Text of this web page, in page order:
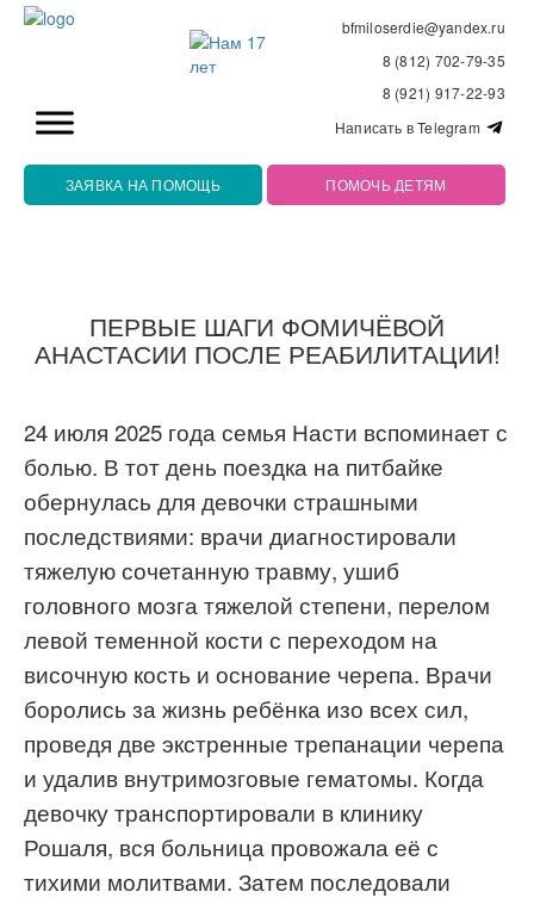
bfmiloserdie@yandex.ru
8 (812) 702-79-35
8 (921) 917-22-93
Написать в Telegram
ЗАЯВКА НА ПОМОЩЬ ПОМОЧЬ ДЕТЯМ
ПЕРВЫЕ ШАГИ ФОМИЧЁВОЙ
АНАСТАСИИ ПОСЛЕ РЕАБИЛИТАЦИИ!
24 июля 2025 года семья Насти вспоминает с
болью. В тот день поездка на питбайке
обернулась для девочки страшными
последствиями: врачи диагностировали
тяжелую сочетанную травму, ушиб
головного мозга тяжелой степени, перелом
левой теменной кости с переходом на
височную кость и основание черепа. Врачи
боролись за жизнь ребёнка изо всех сил,
проведя две экстренные трепанации черепа
и удалив внутримозговые гематомы. Когда
девочку транспортировали в клинику
Рошаля, вся больница провожала её с
тихими молитвами. Затем последовали